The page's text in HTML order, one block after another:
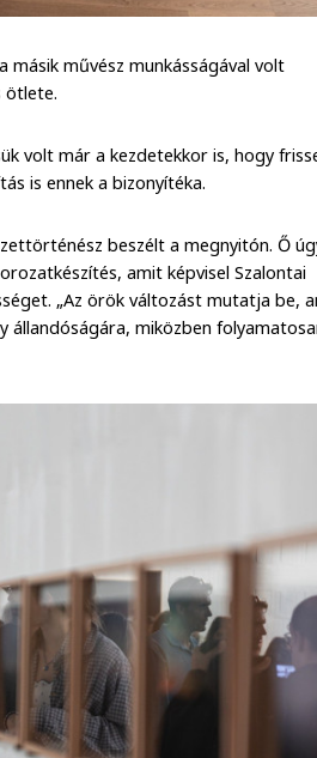
másik művész munkásságával volt
ötlete.
volt már a kezdetekkor is, hogy
is ennek a bizonyítéka.
beszélt a megnyitón. Ő
amit képvisel Szalontai
„Az örök változást mutatja be,
állandóságára, miközben